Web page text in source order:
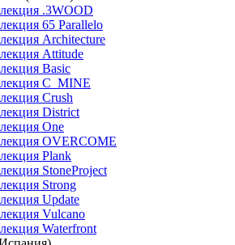
.3WOOD
65 Parallelo
Architecture
Attitude
Basic
C_MINE
Crush
District
One
OVERCOME
Plank
StoneProject
Strong
Update
Vulcano
Waterfront